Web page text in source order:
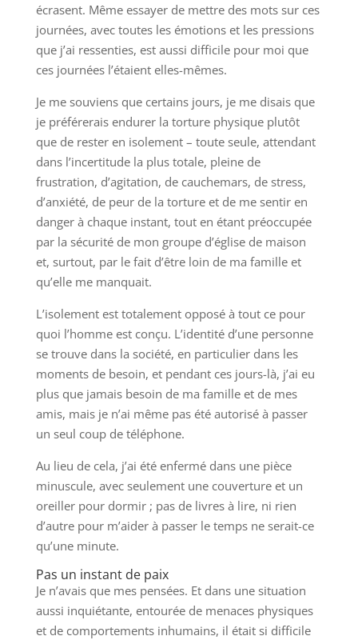
écrasent. Même essayer de mettre des mots sur ces
journées, avec toutes les émotions et les pressions
que j’ai ressenties, est aussi difficile pour moi que
ces journées l’étaient elles-mêmes.
Je me souviens que certains jours, je me disais que
je préférerais endurer la torture physique plutôt
que de rester en isolement – toute seule, attendant
dans l’incertitude la plus totale, pleine de
frustration, d’agitation, de cauchemars, de stress,
d’anxiété, de peur de la torture et de me sentir en
danger à chaque instant, tout en étant préoccupée
par la sécurité de mon groupe d’église de maison
et, surtout, par le fait d’être loin de ma famille et
qu’elle me manquait.
L’isolement est totalement opposé à tout ce pour
quoi l’homme est conçu. L’identité d’une personne
se trouve dans la société, en particulier dans les
moments de besoin, et pendant ces jours-là, j’ai eu
plus que jamais besoin de ma famille et de mes
amis, mais je n’ai même pas été autorisé à passer
un seul coup de téléphone.
Au lieu de cela, j’ai été enfermé dans une pièce
minuscule, avec seulement une couverture et un
oreiller pour dormir ; pas de livres à lire, ni rien
d’autre pour m’aider à passer le temps ne serait-ce
qu’une minute.
Pas un instant de paix
Je n’avais que mes pensées. Et dans une situation
aussi inquiétante, entourée de menaces physiques
et de comportements inhumains, il était si difficile